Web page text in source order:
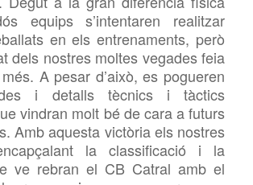
equips s’intentaren realitzar
en els entrenaments, però
dels nostres moltes vegades feia
A pesar d’això, es pogueren
i detalls tècnics i tàctics
vindran molt bé de cara a futurs
Amb aquesta victòria els nostres
la classificació i la
ve rebran el CB Catral amb el